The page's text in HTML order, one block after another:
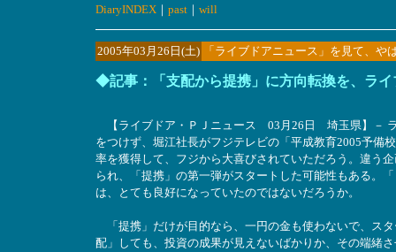
DiaryINDEX｜ past｜ will
2005年03月26日(土) 「ライブドアニュース」を見て、
◆記事：「支配から提携」に方向転換を、ラ
【ライブドア・ＰＪニュース 03月26日 埼玉県】－ ラ
をつけず、堀江社長がフジテレビの「平成教育2005予備
率を獲得して、フジから大喜びされていただろう。違う
られ、「提携」の第一弾がスタートした可能性もある。
は、とても良好になっていたのではないだろうか。
「提携」だけが目的なら、一円の金も使わないで、ス
配」しても、投資の成果が見えないばかりか、その端緒